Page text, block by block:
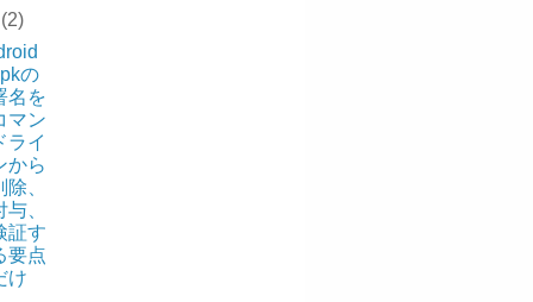
(2)
の
名を
マン
ライ
から
除、
与、
証す
要点
け